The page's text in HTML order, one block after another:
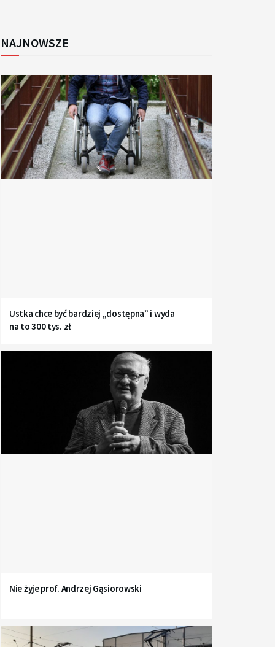
NAJNOWSZE
Ustka chce być bardziej „dostępna” i wyda
na to 300 tys. zł
Nie żyje prof. Andrzej Gąsiorowski